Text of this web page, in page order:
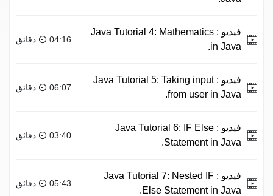
فيديو : Java Tutorial 4: Mathematics
in Java.
04:16 دقائق
فيديو : Java Tutorial 5: Taking input
from user in Java.
06:07 دقائق
فيديو : Java Tutorial 6: IF Else
Statement in Java.
03:40 دقائق
فيديو : Java Tutorial 7: Nested IF
Else Statement in Java.
05:43 دقائق